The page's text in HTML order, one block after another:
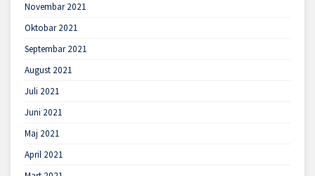
Novembar 2021
Oktobar 2021
Septembar 2021
August 2021
Juli 2021
Juni 2021
Maj 2021
April 2021